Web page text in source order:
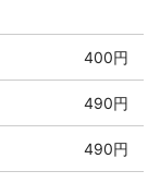
400円
490円
490円